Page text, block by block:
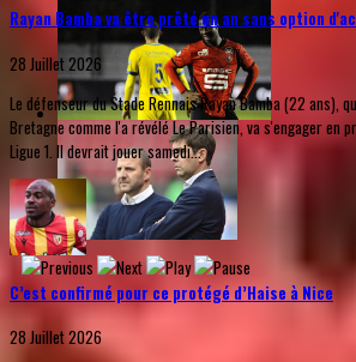
Rayan Bamba va être prêté un an sans option
28 Juillet 2026
Le défenseur du Stade Rennais Rayan Bamba (22 ans),
Bretagne comme l'a révélé Le Parisien, va s'engager en
Ligue 1. Il devrait jouer samedi...
C’est confirmé pour ce protégé d’Haise à Nice
28 Juillet 2026